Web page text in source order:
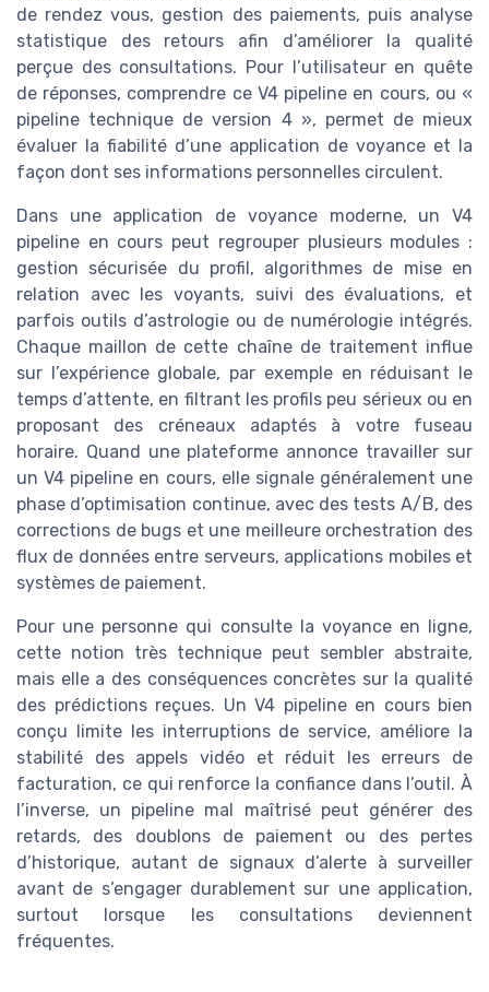
de rendez vous, gestion des paiements, puis analyse
statistique des retours afin d’améliorer la qualité
perçue des consultations. Pour l’utilisateur en quête
de réponses, comprendre ce V4 pipeline en cours, ou «
pipeline technique de version 4 », permet de mieux
évaluer la fiabilité d’une application de voyance et la
façon dont ses informations personnelles circulent.
Dans une application de voyance moderne, un V4
pipeline en cours peut regrouper plusieurs modules :
gestion sécurisée du profil, algorithmes de mise en
relation avec les voyants, suivi des évaluations, et
parfois outils d’astrologie ou de numérologie intégrés.
Chaque maillon de cette chaîne de traitement influe
sur l’expérience globale, par exemple en réduisant le
temps d’attente, en filtrant les profils peu sérieux ou en
proposant des créneaux adaptés à votre fuseau
horaire. Quand une plateforme annonce travailler sur
un V4 pipeline en cours, elle signale généralement une
phase d’optimisation continue, avec des tests A/B, des
corrections de bugs et une meilleure orchestration des
flux de données entre serveurs, applications mobiles et
systèmes de paiement.
Pour une personne qui consulte la voyance en ligne,
cette notion très technique peut sembler abstraite,
mais elle a des conséquences concrètes sur la qualité
des prédictions reçues. Un V4 pipeline en cours bien
conçu limite les interruptions de service, améliore la
stabilité des appels vidéo et réduit les erreurs de
facturation, ce qui renforce la confiance dans l’outil. À
l’inverse, un pipeline mal maîtrisé peut générer des
retards, des doublons de paiement ou des pertes
d’historique, autant de signaux d’alerte à surveiller
avant de s’engager durablement sur une application,
surtout lorsque les consultations deviennent
fréquentes.